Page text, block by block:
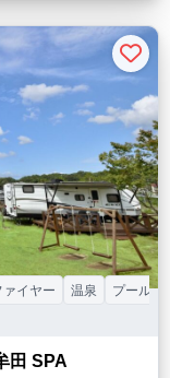
田 SPA
イヤー 温泉 プール